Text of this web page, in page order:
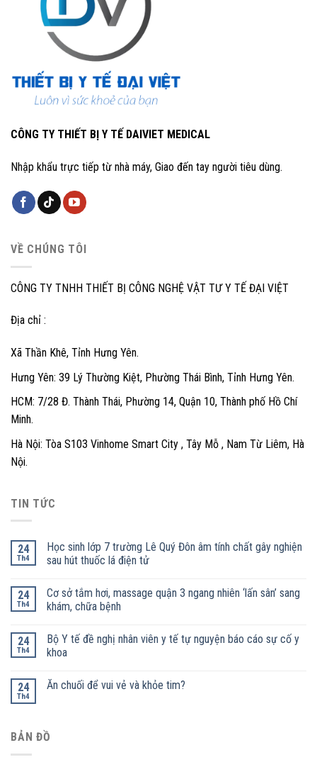
CÔNG TY THIẾT BỊ Y TẾ DAIVIET MEDICAL
Nhập khẩu trực tiếp từ nhà máy, Giao đến tay người tiêu dùng.
VỀ CHÚNG TÔI
CÔNG TY TNHH THIẾT BỊ CÔNG NGHỆ VẬT TƯ Y TẾ ĐẠI VIỆT
Địa chỉ :
Xã Thần Khê, Tỉnh Hưng Yên.
Hưng Yên: 39 Lý Thường Kiệt, Phường Thái Bình, Tỉnh Hưng Yên.
HCM: 7/28 Đ. Thành Thái, Phường 14, Quận 10, Thành phố Hồ Chí
Minh.
Hà Nội: Tòa S103 Vinhome Smart City , Tây Mỗ , Nam Từ Liêm, Hà
Nội.
TIN TỨC
24
Th4
Học sinh lớp 7 trường Lê Quý Đôn âm tính chất gây nghiện
sau hút thuốc lá điện tử
24
Th4
Cơ sở tắm hơi, massage quận 3 ngang nhiên ‘lấn sân’ sang
khám, chữa bệnh
24
Th4
Bộ Y tế đề nghị nhân viên y tế tự nguyện báo cáo sự cố y
khoa
24
Th4
Ăn chuối để vui vẻ và khỏe tim?
BẢN ĐỒ